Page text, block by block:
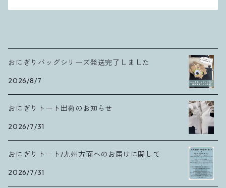
おにぎりバッグシリーズ発送完了しました
2026/8/7
おにぎりトート出荷のお知らせ
2026/7/31
おにぎりトート/九州方面へのお届けに関して
2026/7/31